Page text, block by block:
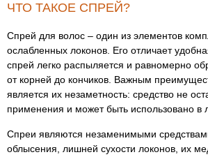
ЧТО ТАКОЕ СПРЕЙ?
Спрей для волос – один из элементов
ослабленных локонов. Его отличает
спрей легко распыляется и равномерно
от корней до кончиков. Важным
является их незаметность: средство не
применения и может быть использовано в
Спреи являются незаменимыми
облысения, лишней сухости локонов, их